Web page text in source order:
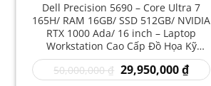
Dell Precision 5690 – Core Ultra 7
165H/ RAM 16GB/ SSD 512GB/ NVIDIA
RTX 1000 Ada/ 16 inch – Laptop
Workstation Cao Cấp Đồ Họa Kỹ
Thuật Sáng Tạo Hiệu Năng Mạnh
50,000,000₫ Giá
gốc
29,950,000₫Giá
hiện